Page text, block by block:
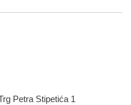
Petra Stipetića 1